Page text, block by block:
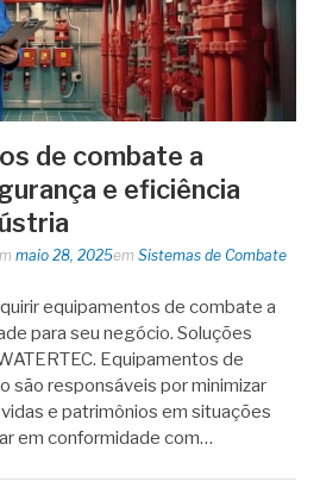
de combate a
e eficiência
maio 28, 2025em Sistemas de Combate
equipamentos de combate a
para seu negócio. Soluções
Equipamentos de
são responsáveis por minimizar
e patrimônios em situações
em conformidade com…